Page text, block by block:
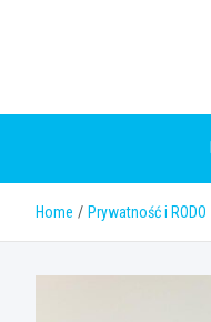
Home Prywatność i RODO